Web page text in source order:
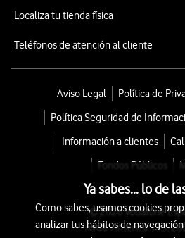
Localiza tu tienda física
Teléfonos de atención al cliente
Aviso Legal
Política de
Política Seguridad de
Información a clientes
Fondos Públicos
© 2026 Vodafone
Avda. América 115,
Ya sabes... lo de
Como sabes, usamos cookies
analizar tus hábitos de